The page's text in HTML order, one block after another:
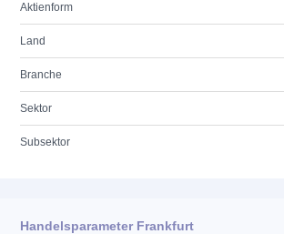
Aktienform
Land
Branche
Sektor
Subsektor
Handelsparameter Frankfurt